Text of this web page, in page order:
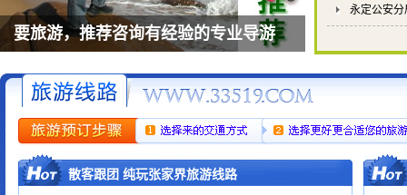
要旅游，推荐咨询有经验的专业导游
永定公安
散客跟团 纯玩张家界旅游线路